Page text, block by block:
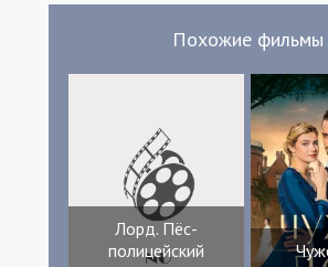
Похожие фильмы
Лорд. Пёс-
полицейский